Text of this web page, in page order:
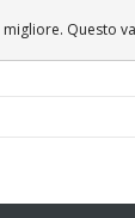
Questo